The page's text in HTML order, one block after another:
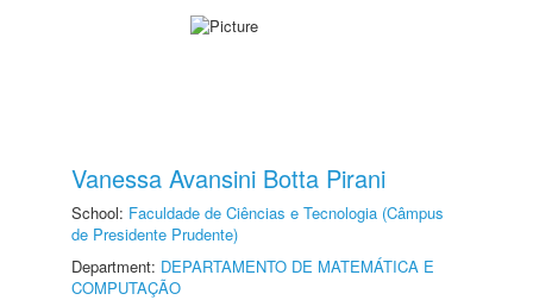
Vanessa Avansini Botta Pirani
School: Faculdade de Ciências e Tecnologia (Câmpus
de Presidente Prudente)
Department: DEPARTAMENTO DE MATEMÁTICA E
COMPUTAÇÃO